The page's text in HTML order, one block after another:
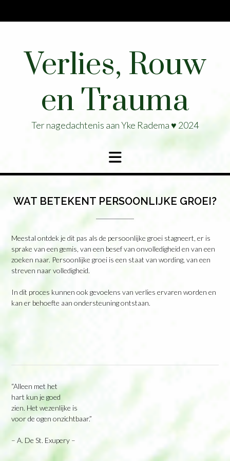
Verlies, Rouw
en Trauma
Ter nagedachtenis aan Yke Radema ♥ 2024
WAT BETEKENT PERSOONLIJKE GROEI?
Meestal ontdek je dit pas als de persoonlijke groei stagneert, er is
sprake van een gemis, van een besef van onvolledigheid en van een
zoeken naar. Persoonlijke groei is een staat van wording, van een
streven naar volledigheid.
In dit proces kunnen ook gevoelens van verlies ervaren worden en
kan er behoefte aan ondersteuning ontstaan.
“Alleen met het
hart kun je goed
zien. Het wezenlijke is
voor de ogen onzichtbaar.”
– A. De St. Exupery –